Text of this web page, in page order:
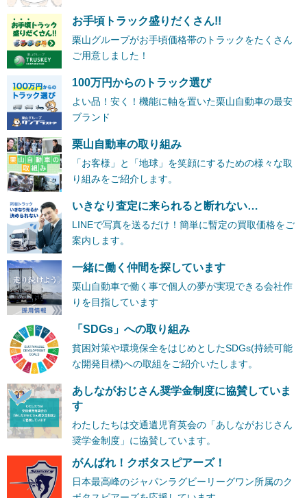
お手頃トラック盛りだくさん!!
栗山グループがお手頃価格帯のトラックをたくさん
ご用意しました！
100万円からのトラック選び
よい品！安く！機能に軸を置いた栗山自動車の最安
ブランド
栗山自動車の取り組み
「お客様」と「地球」を笑顔にするための様々な取
り組みをご紹介します。
いきなり査定に来られると断れない…
LINEで写真を送るだけ！簡単に暫定の買取価格をご
案内します。
一緒に働く仲間を探しています
栗山自動車で働く事で個人の夢が実現できる会社作
りを目指しています
「SDGs」への取り組み
貧困対策や環境保全をはじめとしたSDGs(持続可能
な開発目標)への取組をご紹介いたします。
あしながおじさん奨学金制度に協賛していま
す
わたしたちは交通遺児育英会の「あしながおじさん
奨学金制度」に協賛しています。
がんばれ！クボタスピアーズ！
日本最高峰のジャパンラグビーリーグワン所属のク